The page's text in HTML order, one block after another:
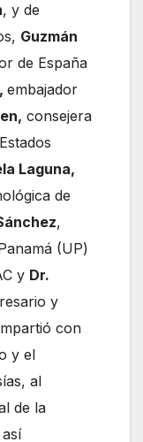
, y de
Guzmán
de España
embajador
consejera
Laguna,
de
,
(UP)
y Dr.
y
con
y el
al
de la